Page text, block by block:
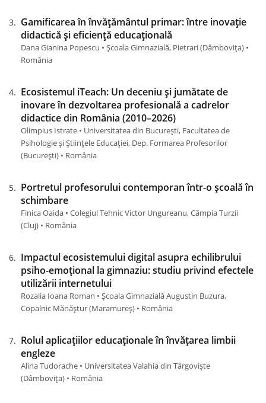
Gamificarea în învățământul primar: între inovație
didactică și eficiență educațională
Dana Gianina Popescu • Școala Gimnazială, Pietrari (Dâmboviţa) •
România
Ecosistemul iTeach: Un deceniu și jumătate de
inovare în dezvoltarea profesională a cadrelor
didactice din România (2010–2026)
Olimpius Istrate • Universitatea din București, Facultatea de
Psihologie și Științele Educației, Dep. Formarea Profesorilor
(Bucureşti) • România
Portretul profesorului contemporan într-o școală în
schimbare
Finica Oaida • Colegiul Tehnic Victor Ungureanu, Câmpia Turzii
(Cluj) • România
Impactul ecosistemului digital asupra echilibrului
psiho-emoțional la gimnaziu: studiu privind efectele
utilizării internetului
Rozalia Ioana Roman • Școala Gimnazială Augustin Buzura,
Copalnic Mănăștur (Maramureş) • România
Rolul aplicațiilor educaționale în învățarea limbii
engleze
Alina Tudorache • Universitatea Valahia din Târgoviște
(Dâmboviţa) • România